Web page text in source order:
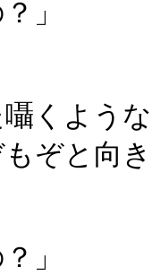
」
くよう
ぞと向
」